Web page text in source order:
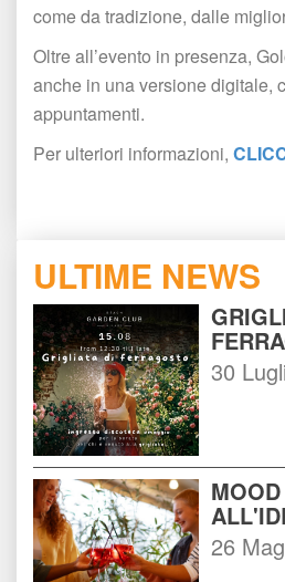
come da tradizione, dalle
Oltre all’evento in presenza,
anche in una versione digitale,
appuntamenti.
Per ulteriori informazioni,
ULTIME NEWS
NON
30
CHE
26